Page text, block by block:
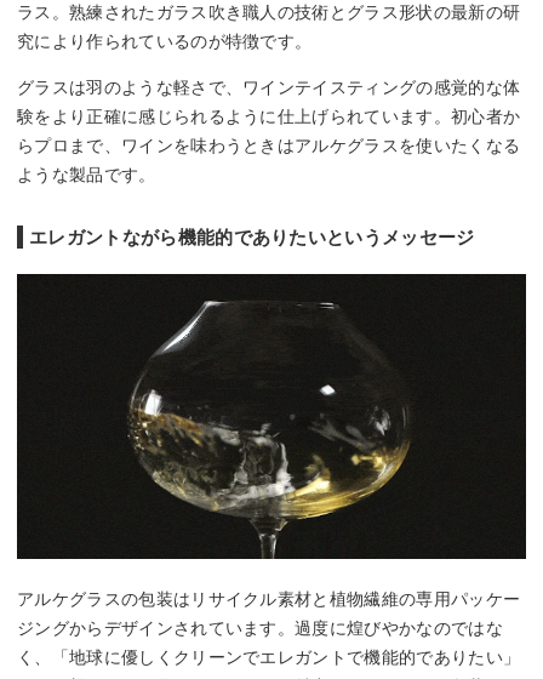
ラス。熟練されたガラス吹き職人の技術とグラス形状の最新の研
究により作られているのが特徴です。
グラスは羽のような軽さで、ワインテイスティングの感覚的な体
験をより正確に感じられるように仕上げられています。初心者か
らプロまで、ワインを味わうときはアルケグラスを使いたくなる
ような製品です。
エレガントながら機能的でありたいというメッセージ
アルケグラスの包装はリサイクル素材と植物繊維の専用パッケー
ジングからデザインされています。過度に煌びやかなのではな
く、「地球に優しくクリーンでエレガントで機能的でありたい」